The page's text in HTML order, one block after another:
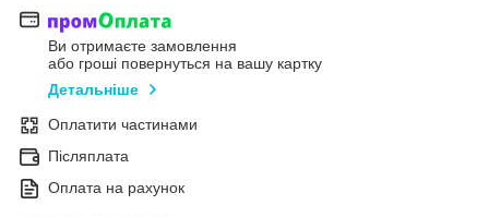
Ви отримаєте замовлення
або гроші повернуться на вашу картку
Детальніше
Оплатити частинами
Післяплата
Оплата на рахунок